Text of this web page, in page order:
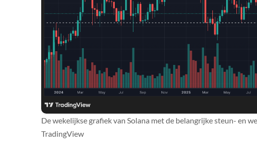
De wekelijkse grafiek van Solana met de belangrijke steun- en
TradingView